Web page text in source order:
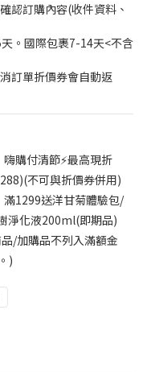
認訂購內容(收件資料、
。國際包裹7-14天<不含
訂單折價券會自動返
購付清節⚡最高現折
不可與折價券併用)
滿1299送洋甘菊體驗包/
淨化液200ml(即期品)
/加購品不列入滿額金
)